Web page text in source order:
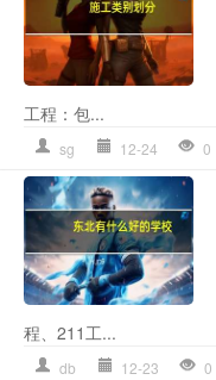
工程：包...
sg 12-24 0
程、211工...
db 12-23 0